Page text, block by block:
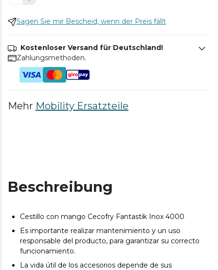
Sagen Sie mir Bescheid, wenn der Preis fällt
Kostenloser Versand für Deutschland!
Zahlungsmethoden.
Mehr Mobility Ersatzteile
Beschreibung
Cestillo con mango Cecofry Fantastik Inox 4000
Es importante realizar mantenimiento y un uso
responsable del producto, para garantizar su correcto
funcionamiento.
La vida útil de los accesorios depende de sus